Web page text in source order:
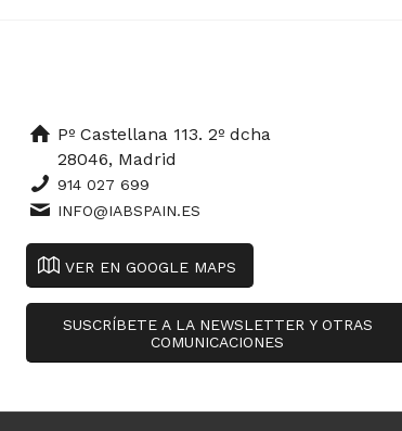
Pº Castellana 113. 2º dcha
28046, Madrid
914 027 699
INFO@IABSPAIN.ES
VER EN GOOGLE MAPS
SUSCRÍBETE A LA NEWSLETTER Y OTRAS
COMUNICACIONES